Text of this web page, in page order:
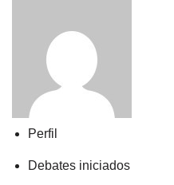
Perfil
Debates iniciados